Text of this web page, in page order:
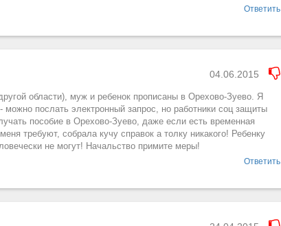
Ответить
04.06.2015
области), муж и ребенок прописаны в Орехово-Зуево. Я
послать электронный запрос, но работники соц защиты
пособие в Орехово-Зуево, даже если есть временная
требуют, собрала кучу справок а толку никакого! Ребенку
не могут! Начальство примите меры!
Ответить